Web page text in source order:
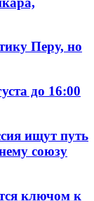
Перу, но
до 16:00
ищут путь
союзу
ключом к